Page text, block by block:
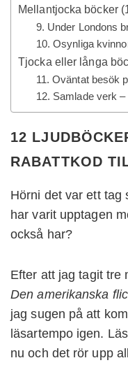
Mellantjocka böcker
9. Under Londons
10. Osynliga
Tjocka eller långa
11. Oväntat besök
12. Samlade verk
12
RABATTKOD
Hörni det var ett tag
har varit upptagen
också har?
Efter att jag tagit tre
Den amerikanska
jag sugen på att
läsartempo igen.
nu och det rör upp